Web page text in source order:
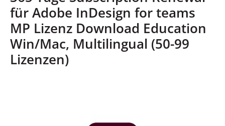
für Adobe InDesign for teams
MP Lizenz Download Education
Win/Mac, Multilingual (50-99
Lizenzen)